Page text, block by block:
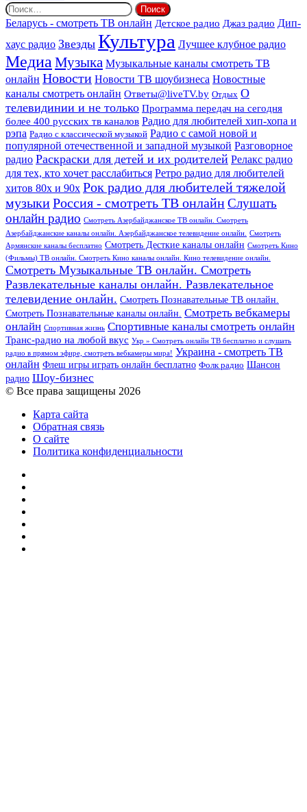
Найти:
Беларусь - смотреть ТВ онлайн Детское радио Джаз радио Дип-
хаус радио Звезды Культура Лучшее клубное радио
Медиа Музыка Музыкальные каналы смотреть ТВ
онлайн Новости Новости ТВ шоубизнеса Новостные
каналы смотреть онлайн Ответы@liveTV.by Отдых О
телевидинии и не только Программа передач на сегодня
более 400 русских тв каналов Радио для любителей хип-хопа и
рэпа Радио с классической музыкой Радио с самой новой и
популярной отечественной и западной музыкой Разговорное
радио Раскраски для детей и их родителей Релакс радио
для тех, кто хочет расслабиться Ретро радио для любителей
хитов 80х и 90х Рок радио для любителей тяжелой
музыкиРоссия - смотреть ТВ онлайнСлушать
онлайн радио Смотреть Азербайджанское ТВ онлайн. Смотреть
Азербайджанские каналы онлайн. Азербайджанское телевидение онлайн.
Смотреть
Армянские каналы бесплатно Смотреть Десткие каналы онлайн Смотреть Кино
(Фильмы) ТВ онлайн. Смотреть Кино каналы онлайн. Кино телевидение онлайн.
Смотреть Музыкальные ТВ онлайн. Смотреть
Развлекательные каналы онлайн. Развлекательное
телевидение онлайн. Смотреть Познавательные ТВ онлайн.
Смотреть Познавательные каналы онлайн. Смотреть вебкамеры
онлайн Спортивная жизнь Спортивные каналы смотреть онлайн
Транс-радио на любой вкус Укр » Смотреть онлайн ТВ бесплатно и слушать
радио в прямом эфире, смотреть вебкамеры мира! Украина - смотреть ТВ
онлайн Флеш игры играть онлайн бесплатно Фолк радио Шансон
радио Шоу-бизнес
© Все права защищены 2026
Карта сайта
Обратная связь
О сайте
Политика конфиденциальности